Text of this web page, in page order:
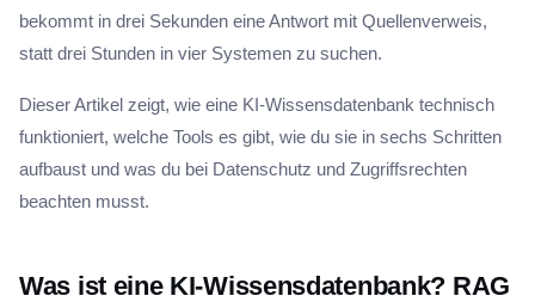
bekommt in drei Sekunden eine Antwort mit Quellenverweis,
statt drei Stunden in vier Systemen zu suchen.
Dieser Artikel zeigt, wie eine KI-Wissensdatenbank technisch
funktioniert, welche Tools es gibt, wie du sie in sechs Schritten
aufbaust und was du bei Datenschutz und Zugriffsrechten
beachten musst.
Was ist eine KI-Wissensdatenbank? RAG